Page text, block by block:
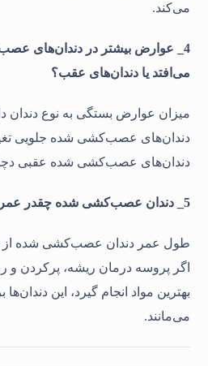
می‌کند.
4_ عوارض بیشتر در دندان‌های
می‌افتد یا دندان‌های عقب؟
میزان عوارض بستگی به نوع دندان
دندان‌های عصب‌کشی شده جلویی
دندان‌های عصب‌کشی شده عقبی
5_ دندان عصب‌کشی شده چقدر عمر و ماندگاری دارد؟
طول عمر دندان عصب‌کشی شده از
اگر پروسه درمان ریشه، پرکردن و
بهترین مواد انجام گیرد، این
می‌مانند.